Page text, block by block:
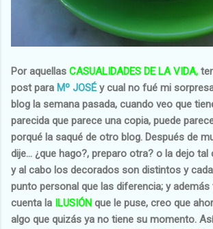
Por aquellas CASUALIDADES DE LA VIDA,
post para Mº JOSÉ y cual no fué mi
blog la semana pasada, cuando veo que
parecida que parece una copia, puede
porqué la saqué de otro blog. Después de
dije... ¿que hago?, preparo otra? o la dejo tal
y al cabo los decorados son distintos y
punto personal que las diferencia; y además
cuenta la ILUSIÓN que le puse, creo que
algo que quizás ya no tiene su momento.